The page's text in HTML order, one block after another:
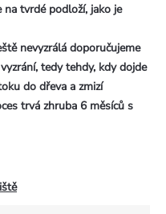
tvrdé podloží, jako je
nevyzrálá doporučujeme
tedy tehdy, kdy dojde
do dřeva a zmizí
trvá zhruba 6 měsíců s